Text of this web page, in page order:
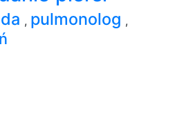
, pulmonolog ,